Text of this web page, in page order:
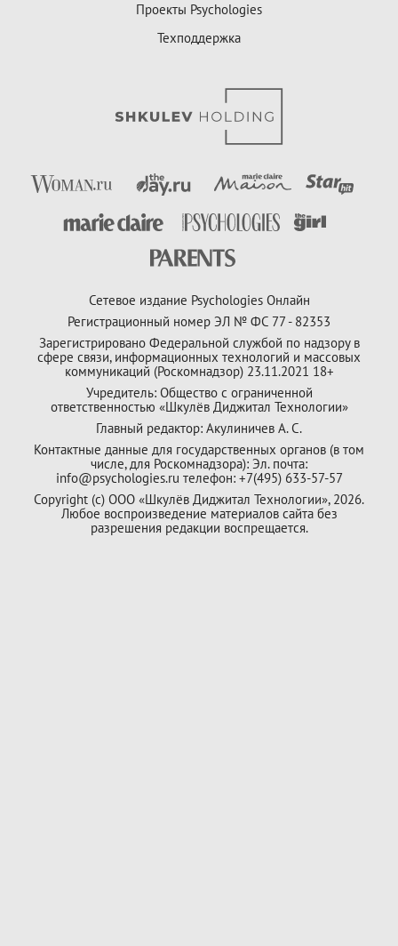
Проекты Psychologies
Техподдержка
Сетевое издание Psychologies Онлайн
Регистрационный номер ЭЛ № ФС 77 - 82353
Зарегистрировано Федеральной службой по надзору в
сфере связи, информационных технологий и массовых
коммуникаций (Роскомнадзор) 23.11.2021 18+
Учредитель: Общество с ограниченной
ответственностью «Шкулёв Диджитал Технологии»
Главный редактор: Акулиничев А. С.
Контактные данные для государственных органов (в том
числе, для Роскомнадзора): Эл. почта:
info@psychologies.ru телефон: +7(495) 633-57-57
Copyright (с) ООО «Шкулёв Диджитал Технологии», 2026.
Любое воспроизведение материалов сайта без
разрешения редакции воспрещается.